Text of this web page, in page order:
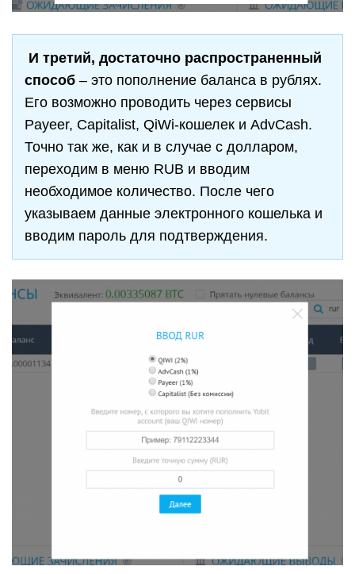
И третий, достаточно распространенный
способ – это пополнение баланса в рублях.
Его возможно проводить через сервисы
Payeer, Capitalist, QiWi-кошелек и AdvCash.
Точно так же, как и в случае с долларом,
переходим в меню RUB и вводим
необходимое количество. После чего
указываем данные электронного кошелька и
вводим пароль для подтверждения.